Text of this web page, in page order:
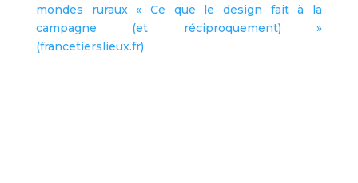
mondes ruraux « Ce que le design fait à la
campagne (et réciproquement) »
(francetierslieux.fr)